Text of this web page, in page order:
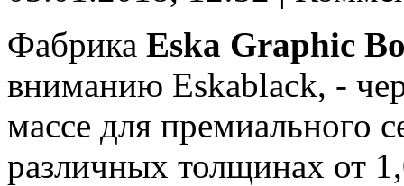
Фабрика Eska Graphic
вниманию Eskablack, -
массе для премиального
различных толщинах от